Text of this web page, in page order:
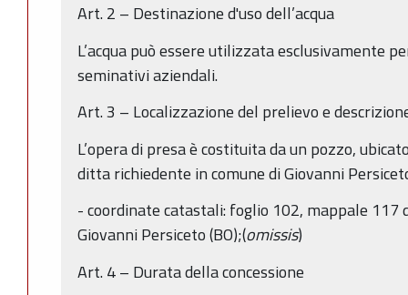
Art. 2 – Destinazione d'uso dell’acqua
L’acqua può essere utilizzata esclusivamente
seminativi aziendali.
Art. 3 – Localizzazione del prelievo e
L’opera di presa è costituita da un pozzo,
ditta richiedente in comune di Giovanni
- coordinate catastali: foglio 102, mappale 117
Giovanni Persiceto (BO);(omissis)
Art. 4 – Durata della concessione